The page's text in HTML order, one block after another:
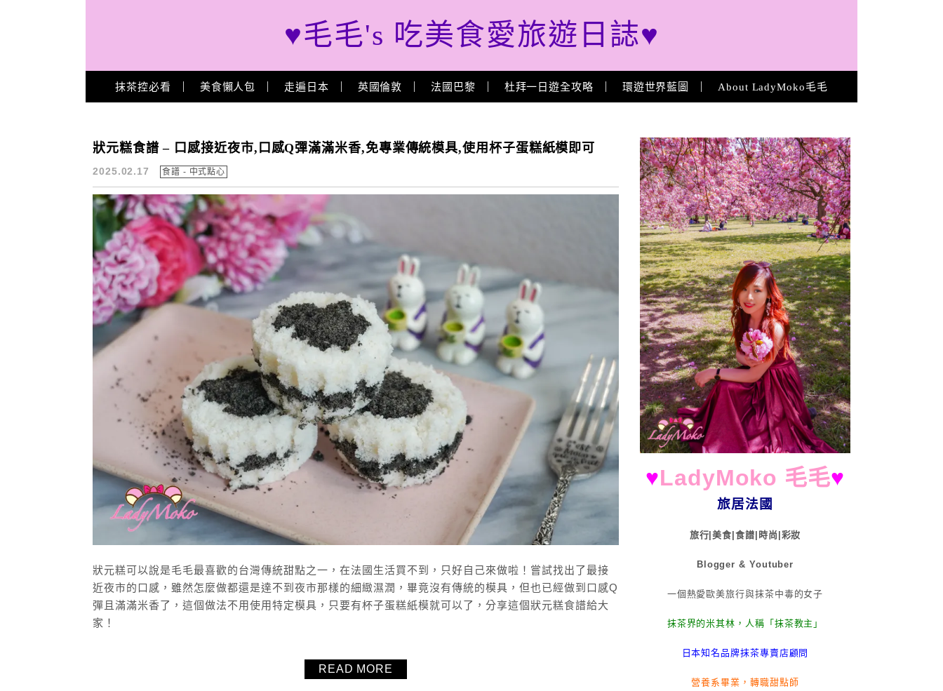
♥毛毛's 吃美食愛旅遊日誌♥
Main Menu
抹茶控必看 美食懶人包 走遍日本 英國倫敦 法國巴黎 杜拜一日遊全攻略 環遊世界藍圖 About LadyMoko毛毛
台灣傳統甜點食譜
狀元糕食譜 – 口感接近夜市,口感Q彈滿滿米香,免專業傳統模具,使用杯子蛋糕紙模即可
2025.02.17 食譜 - 中式點心
狀元糕可以說是毛毛最喜歡的台灣傳統甜點之一，在法國生活買不到，只好自己來做啦！嘗試找出了最接
近夜市的口感，雖然怎麼做都還是達不到夜市那樣的細緻濕潤，畢竟沒有傳統的模具，但也已經做到口感Q
彈且滿滿米香了，這個做法不用使用特定模具，只要有杯子蛋糕紙模就可以了，分享這個狀元糕食譜給大
家！
READ MORE
About
♥LadyMoko 毛毛♥
旅居法國
旅行|美食|食譜|時尚|彩妝
Blogger & Youtuber
一個熱愛歐美旅行與抹茶中毒的女子
抹茶界的米其林，人稱「抹茶教主」
日本知名品牌抹茶專賣店顧問
營養系畢業，轉職甜點師